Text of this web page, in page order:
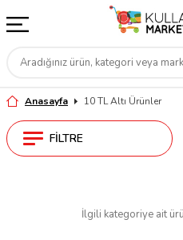
Anasayfa 10 TL Altı Ürünler
FILTRE
İlgili kategoriye ait